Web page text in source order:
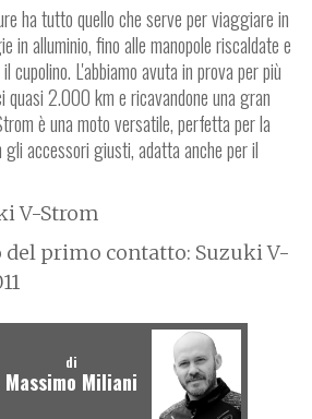
ha tutto quello che serve per viaggiare in
in alluminio, fino alle manopole riscaldate e
cupolino. L'abbiamo avuta in prova per più
quasi 2.000 km e ricavandone una gran
è una moto versatile, perfetta per la
accessori giusti, adatta anche per il
V-Strom
primo contatto: Suzuki V-
di
Massimo Miliani